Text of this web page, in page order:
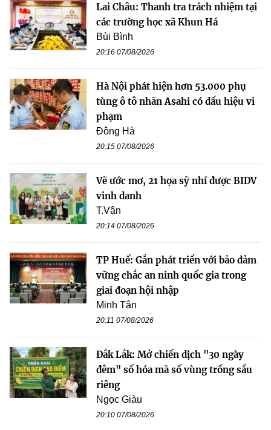
Lai Châu: Thanh tra trách nhiệm tại
các trường học xã Khun Há
Bùi Bình
20:16 07/08/2026
Hà Nội phát hiện hơn 53.000 phụ
tùng ô tô nhãn Asahi có dấu hiệu vi
phạm
Đông Hà
20:15 07/08/2026
Vẽ ước mơ, 21 họa sỹ nhí được BIDV
vinh danh
T.Vân
20:14 07/08/2026
TP Huế: Gắn phát triển với bảo đảm
vững chắc an ninh quốc gia trong
giai đoạn hội nhập
Minh Tân
20:11 07/08/2026
Đắk Lắk: Mở chiến dịch "30 ngày
đêm" số hóa mã số vùng trồng sầu
riêng
Ngọc Giàu
20:10 07/08/2026